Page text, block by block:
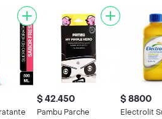
$ 42.450
Pambu Parche
$ 8800
Electrolit